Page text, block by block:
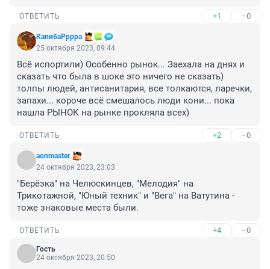
ОТВЕТИТЬ +1 –0
КапибаРррра
25 октября 2023, 09:44
Всё испортили) Особенно рынок... Заехала на днях и
сказать что была в шоке это ничего не сказать)
толпы людей, антисанитария, все толкаются, ларечки,
запахи... короче всё смешалось люди кони... пока
нашла РЫНОК на рынке прокляла всех)
ОТВЕТИТЬ +2 –0
aonmaster
24 октября 2023, 23:03
"Берёзка" на Челюскинцев, "Мелодия" на
Трикотажной, "Юный техник" и "Вега" на Ватутина -
тоже знаковые места были.
ОТВЕТИТЬ +4 –0
Гость
24 октября 2023, 20:50